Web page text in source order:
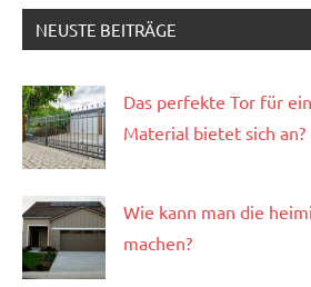
NEUSTE BEITRÄGE
Das perfekte Tor für
Material bietet sich an?
Wie kann man die
machen?